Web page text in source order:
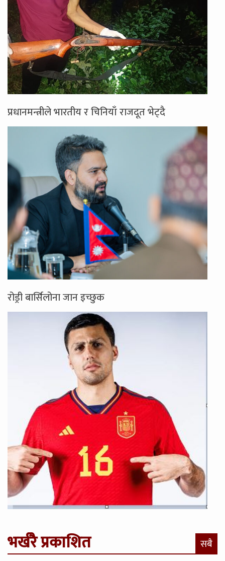
प्रधानमन्त्रीले भारतीय र चिनियाँ राजदूत भेट्दै
रोड्री बार्सिलोना जान इच्छुक
भर्खरै प्रकाशित सबै